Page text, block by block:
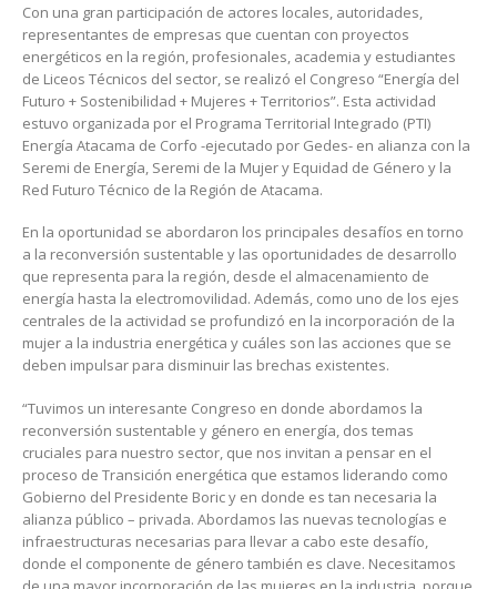
Con una gran participación de actores locales, autoridades,
representantes de empresas que cuentan con proyectos
energéticos en la región, profesionales, academia y estudiantes
de Liceos Técnicos del sector, se realizó el Congreso “Energía del
Futuro + Sostenibilidad + Mujeres + Territorios”. Esta actividad
estuvo organizada por el Programa Territorial Integrado (PTI)
Energía Atacama de Corfo -ejecutado por Gedes- en alianza con la
Seremi de Energía, Seremi de la Mujer y Equidad de Género y la
Red Futuro Técnico de la Región de Atacama.
En la oportunidad se abordaron los principales desafíos en torno
a la reconversión sustentable y las oportunidades de desarrollo
que representa para la región, desde el almacenamiento de
energía hasta la electromovilidad. Además, como uno de los ejes
centrales de la actividad se profundizó en la incorporación de la
mujer a la industria energética y cuáles son las acciones que se
deben impulsar para disminuir las brechas existentes.
“Tuvimos un interesante Congreso en donde abordamos la
reconversión sustentable y género en energía, dos temas
cruciales para nuestro sector, que nos invitan a pensar en el
proceso de Transición energética que estamos liderando como
Gobierno del Presidente Boric y en donde es tan necesaria la
alianza público – privada. Abordamos las nuevas tecnologías e
infraestructuras necesarias para llevar a cabo este desafío,
donde el componente de género también es clave. Necesitamos